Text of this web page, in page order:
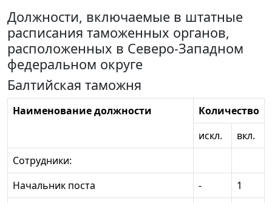
Должности, включаемые в штатные
расписания таможенных органов,
расположенных в Северо-Западном
федеральном округе
Балтийская таможня
Наименование должности
Количество
искл.
вкл.
Сотрудники:
Начальник поста
-
1